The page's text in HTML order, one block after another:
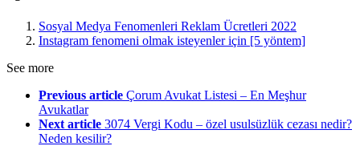
Sosyal Medya Fenomenleri Reklam Ücretleri 2022
Instagram fenomeni olmak isteyenler için [5 yöntem]
See more
Previous article Çorum Avukat Listesi – En Meşhur
Avukatlar
Next article 3074 Vergi Kodu – özel usulsüzlük cezası nedir?
Neden kesilir?